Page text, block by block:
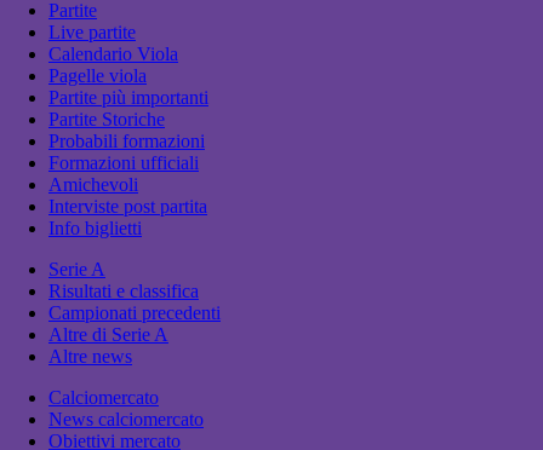
Partite
Live partite
Calendario Viola
Pagelle viola
Partite più importanti
Partite Storiche
Probabili formazioni
Formazioni ufficiali
Amichevoli
Interviste post partita
Info biglietti
Serie A
Risultati e classifica
Campionati precedenti
Altre di Serie A
Altre news
Calciomercato
News calciomercato
Obiettivi mercato